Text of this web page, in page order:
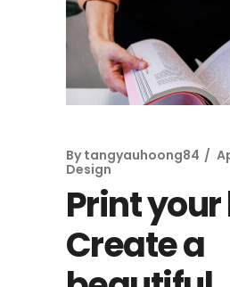
By tangyauhoong84
Design
Print
Create a